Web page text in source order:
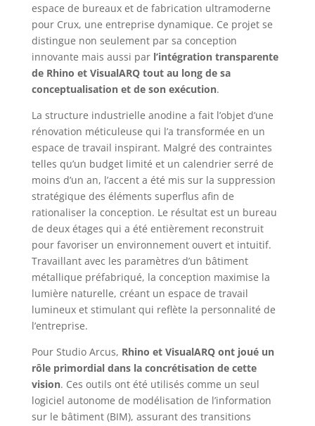
espace de bureaux et de fabrication ultramoderne
pour Crux, une entreprise dynamique. Ce projet se
distingue non seulement par sa conception
innovante mais aussi par l’intégration transparente
de Rhino et VisualARQ tout au long de sa
conceptualisation et de son exécution.
La structure industrielle anodine a fait l’objet d’une
rénovation méticuleuse qui l’a transformée en un
espace de travail inspirant. Malgré des contraintes
telles qu’un budget limité et un calendrier serré de
moins d’un an, l’accent a été mis sur la suppression
stratégique des éléments superflus afin de
rationaliser la conception. Le résultat est un bureau
de deux étages qui a été entièrement reconstruit
pour favoriser un environnement ouvert et intuitif.
Travaillant avec les paramètres d’un bâtiment
métallique préfabriqué, la conception maximise la
lumière naturelle, créant un espace de travail
lumineux et stimulant qui reflète la personnalité de
l’entreprise.
Pour Studio Arcus, Rhino et VisualARQ ont joué un
rôle primordial dans la concrétisation de cette
vision. Ces outils ont été utilisés comme un seul
logiciel autonome de modélisation de l’information
sur le bâtiment (BIM), assurant des transitions